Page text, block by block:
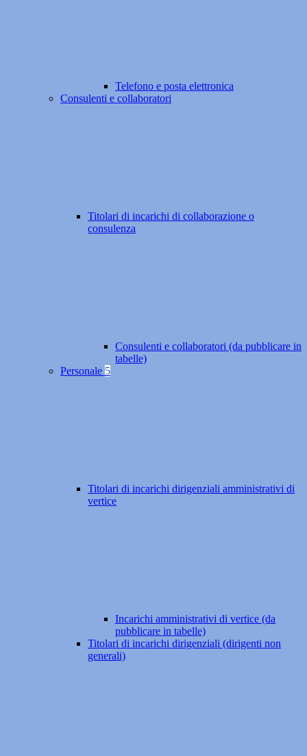
Telefono e posta elettronica
Consulenti e collaboratori
Titolari di incarichi di collaborazione o
consulenza
Consulenti e collaboratori (da pubblicare in
tabelle)
Personale 5
Titolari di incarichi dirigenziali amministrativi di
vertice
Incarichi amministrativi di vertice (da
pubblicare in tabelle)
Titolari di incarichi dirigenziali (dirigenti non
generali)